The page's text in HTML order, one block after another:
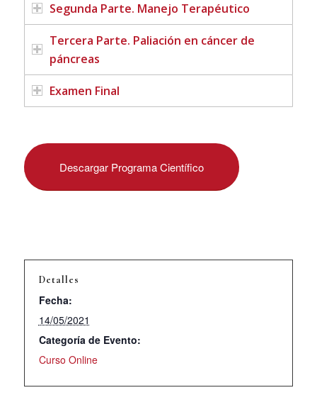
Segunda Parte. Manejo Terapéutico
Tercera Parte. Paliación en cáncer de
páncreas
Examen Final
Descargar Programa Científico
Detalles
Fecha:
14/05/2021
Categoría de Evento:
Curso Online